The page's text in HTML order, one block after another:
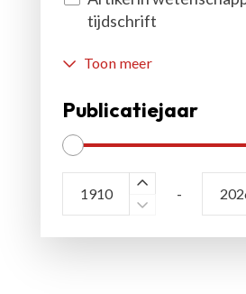
tijdschrift
Toon meer
Publicatiejaar
-